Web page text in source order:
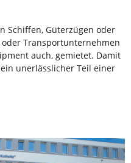
Schiffen, Güterzügen oder
Transportunternehmen
auch, gemietet. Damit
unerlässlicher Teil einer